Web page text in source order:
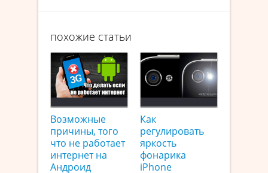
похожие статьи
Возможные
причины, того
что не работает
интернет на
Андроид
Как
регулировать
яркость
фонарика
iPhone